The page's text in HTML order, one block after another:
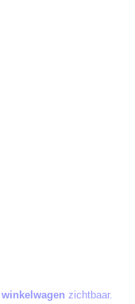
winkelwagen zichtbaar.